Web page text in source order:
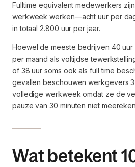
Fulltime equivalent medewerkers
werkweek werken—acht uur per
in totaal 2.800 uur per jaar.
Hoewel de meeste bedrijven 40
per maand als voltijdse
of 38 uur soms ook als full time
gevallen beschouwen werkgevers
volledige werkweek omdat ze de
pauze van 30 minuten niet
Wat betekent